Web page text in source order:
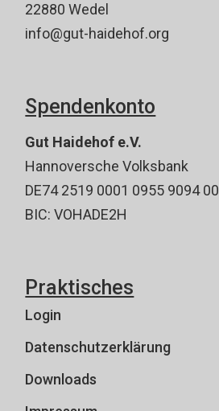
22880 Wedel
info@gut-haidehof.org
Spendenkonto
Gut Haidehof e.V.
Hannoversche Volksbank
DE74 2519 0001 0955 9094 00
BIC: VOHADE2H
Praktisches
Login
Datenschutzerklärung
Downloads